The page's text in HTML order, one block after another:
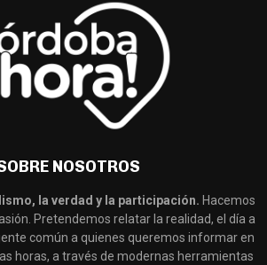
NOSOTROS
la verdad y la participación. Hacemos
Pretendemos relatar la realidad, el día a
común a quienes queremos informar en
horas, a través de modernas herramientas